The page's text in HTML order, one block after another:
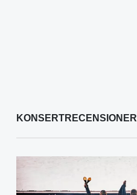
KONSERTRECENSIONER